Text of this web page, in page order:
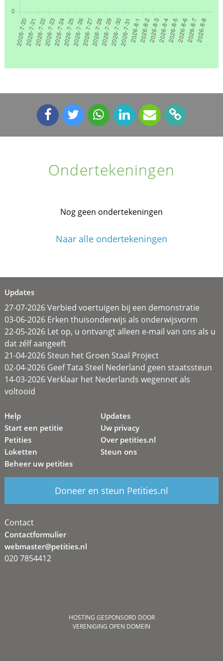
Ondertekeningen
Nog geen ondertekeningen
Naar alle ondertekeningen
Updates
27-07-2026 Verbied voertuigen bij een demonstratie
03-06-2026 Erken thuisonderwijs als onderwijsvorm
22-05-2026 Let op, u ontvangt alleen e-mail van ons als u
dat zélf aangeeft
21-04-2026 Steun het Groen Staal Project
02-04-2026 Geef Tata Steel Nederland geen staatssteun
14-03-2026 Verklaar het Nederlands wegennet als
voltooid
Help
Start een petitie
Petities
Loketten
Beheer uw petities
Updates
Uw privacy
Over petities.nl
Steun ons
Doneer en steun Petities.nl
Contact
Contactformulier
webmaster@petities.nl
020 7854412
HOSTING GESPONSORD DOOR
VERENIGING OPEN DOMEIN